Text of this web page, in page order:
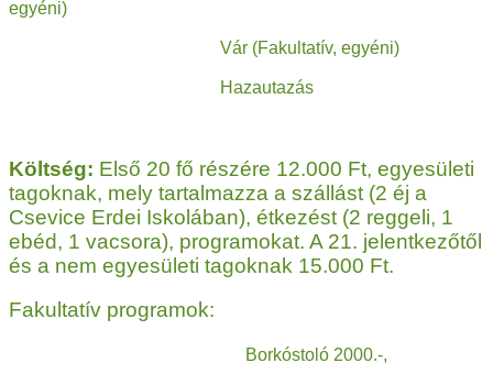
egyéni)
Vár (Fakultatív, egyéni)
Hazautazás
Költség: Első 20 fő részére 12.000 Ft, egyesületi
tagoknak, mely tartalmazza a szállást (2 éj a
Csevice Erdei Iskolában), étkezést (2 reggeli, 1
ebéd, 1 vacsora), programokat. A 21. jelentkezőtől
és a nem egyesületi tagoknak 15.000 Ft.
Fakultatív programok:
Borkóstoló 2000.-,